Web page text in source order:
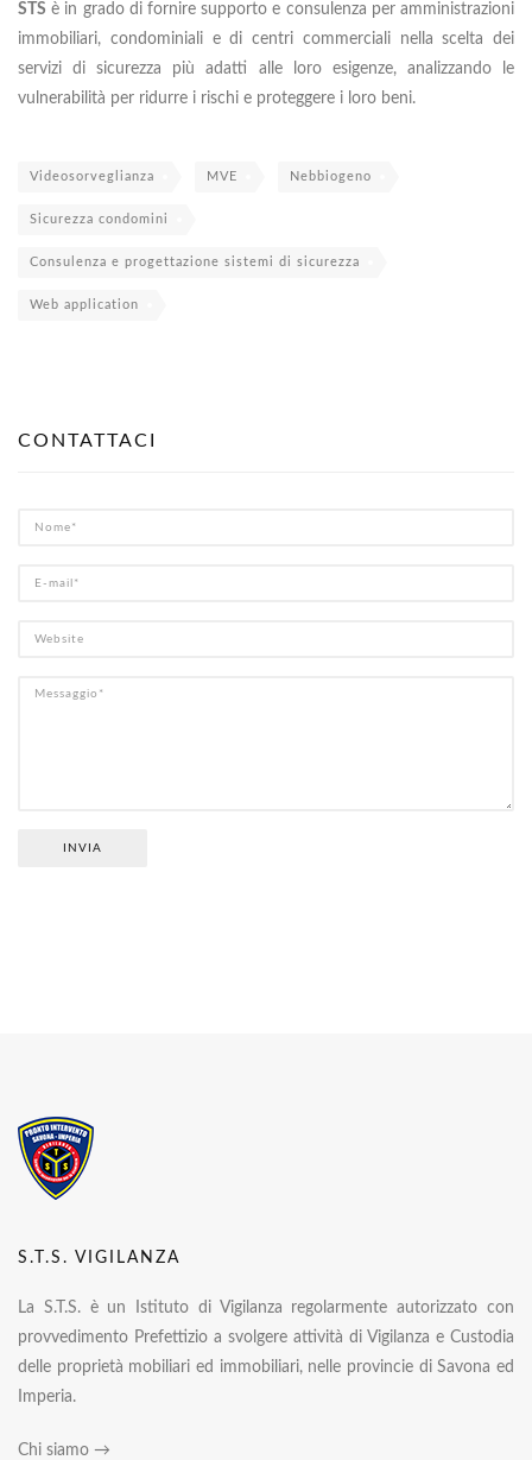
STS è in grado di fornire supporto e consulenza per amministrazioni
immobiliari, condominiali e di centri commerciali nella scelta dei
servizi di sicurezza più adatti alle loro esigenze, analizzando le
vulnerabilità per ridurre i rischi e proteggere i loro beni.
Videosorveglianza MVE Nebbiogeno
Sicurezza condomini
Consulenza e progettazione sistemi di sicurezza
Web application
CONTATTACI
INVIA
S.T.S. VIGILANZA
La S.T.S. è un Istituto di Vigilanza regolarmente autorizzato con
provvedimento Prefettizio a svolgere attività di Vigilanza e Custodia
delle proprietà mobiliari ed immobiliari, nelle provincie di Savona ed
Imperia.
Chi siamo →